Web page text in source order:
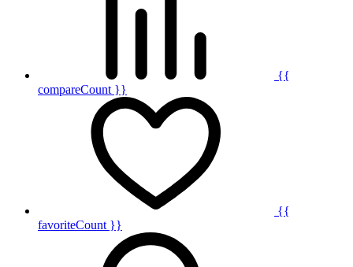
{{
compareCount }}
{{
favoriteCount }}